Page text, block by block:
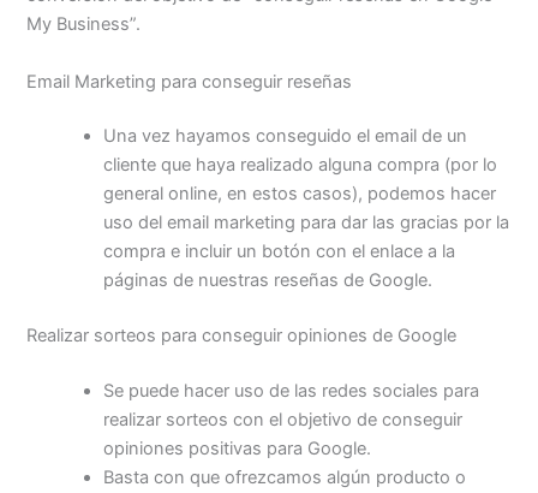
My Business”.
Email Marketing para conseguir reseñas
Una vez hayamos conseguido el email de un
cliente que haya realizado alguna compra (por lo
general online, en estos casos), podemos hacer
uso del email marketing para dar las gracias por la
compra e incluir un botón con el enlace a la
páginas de nuestras reseñas de Google.
Realizar sorteos para conseguir opiniones de Google
Se puede hacer uso de las redes sociales para
realizar sorteos con el objetivo de conseguir
opiniones positivas para Google.
Basta con que ofrezcamos algún producto o